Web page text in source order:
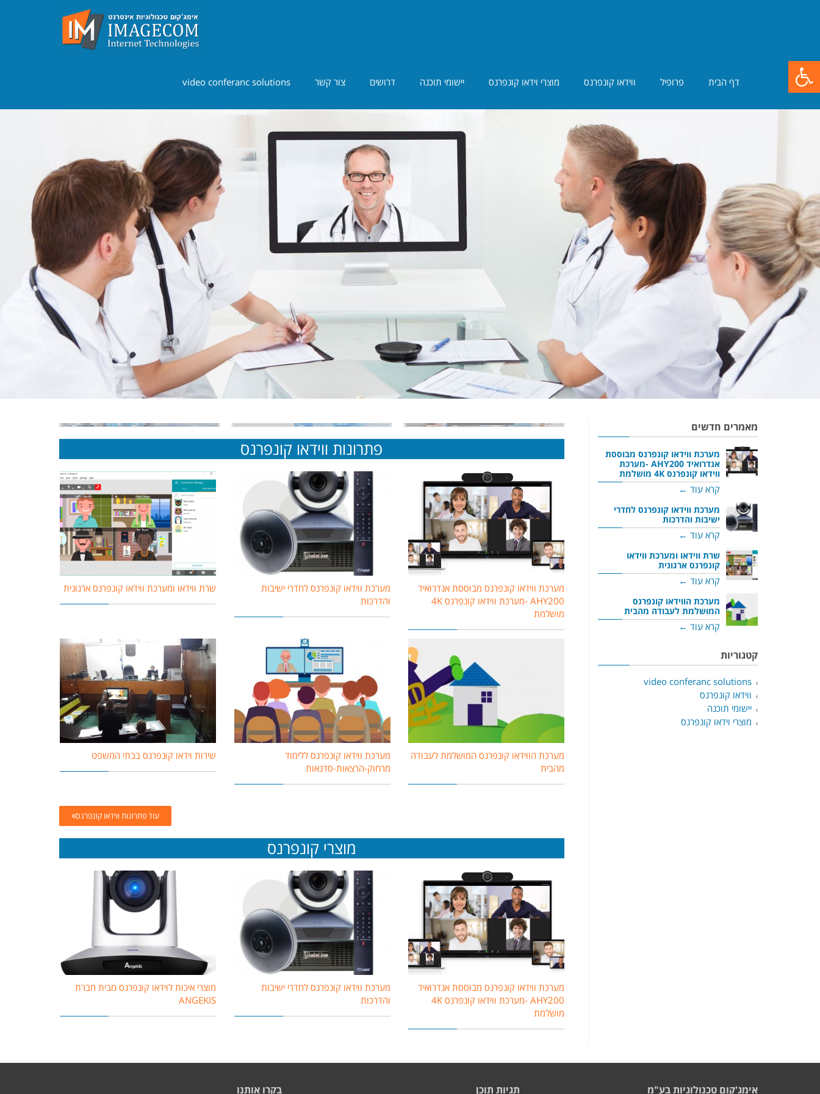
פתח סרגל נגישות
דף הבית פרופיל ווידאו קונפרנס מוצרי וידאו קונפרנס יישומי תוכנה דרושים צור קשר video conferanc solutions
פתרונות ווידאו קונפרנס
מערכת ווידאו קונפרנס מבוססת אנדרואיד
AHY200 -מערכת ווידאו קונפרנס 4K
מושלמת
מערכת ווידאו קונפרנס לחדרי ישיבות
והדרכות
שרת ווידאו ומערכת ווידאו קונפרנס ארגונית
מערכת הווידאו קונפרנס המושלמת לעבודה
מהבית
מערכת ווידאו קונפרנס ללימוד
מרחוק-הרצאות-סדנאות
שירות וידאו קונפרנס בבתי המשפט
עוד פתרונות ווידאו קונפרנס
מוצרי קונפרנס
מערכת ווידאו קונפרנס מבוססת אנדרואיד
AHY200 -מערכת ווידאו קונפרנס 4K
מושלמת
מערכת ווידאו קונפרנס לחדרי ישיבות
והדרכות
מוצרי איכות לוידאו קונפרנס מבית חברת
ANGEKIS
מאמרים חדשים
מערכת ווידאו קונפרנס מבוססת
אנדרואיד AHY200 -מערכת
ווידאו קונפרנס 4K מושלמת
קרא עוד ←
מערכת ווידאו קונפרנס לחדרי
ישיבות והדרכות
קרא עוד ←
שרת ווידאו ומערכת ווידאו
קונפרנס ארגונית
קרא עוד ←
מערכת הווידאו קונפרנס
המושלמת לעבודה מהבית
קרא עוד ←
קטגוריות
video conferanc solutions
ווידאו קונפרנס
יישומי תוכנה
מוצרי וידאו קונפרנס
אימג'קום טכנולוגיות בע"מ תגיות תוכן בקרו אותנו